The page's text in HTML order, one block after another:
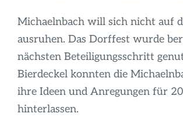
Michaelnbach will sich nicht auf
ausruhen. Das Dorffest wurde
nächsten Beteiligungsschritt
Bierdeckel konnten die
ihre Ideen und Anregungen für
hinterlassen.